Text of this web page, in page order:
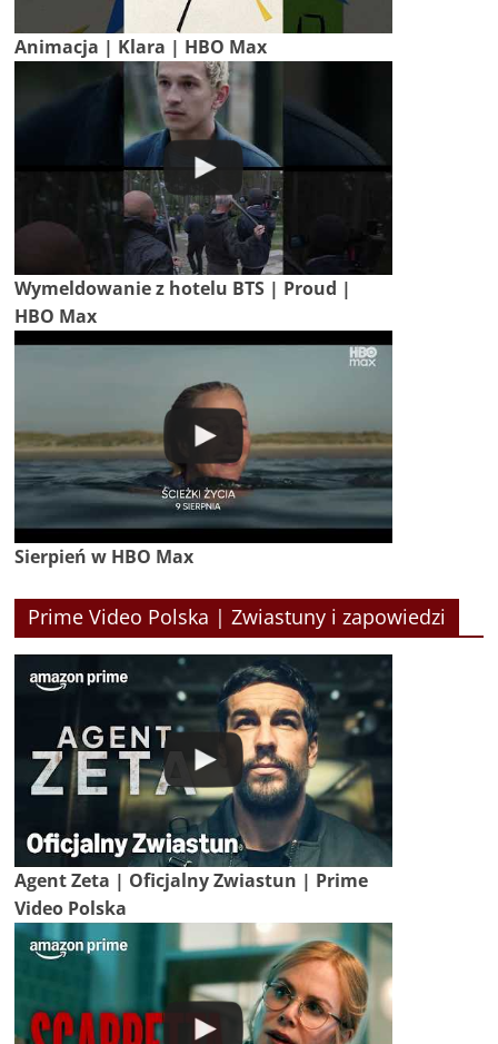
Animacja | Klara | HBO Max
Wymeldowanie z hotelu BTS | Proud |
HBO Max
Sierpień w HBO Max
Prime Video Polska | Zwiastuny i zapowiedzi
Agent Zeta | Oficjalny Zwiastun | Prime
Video Polska